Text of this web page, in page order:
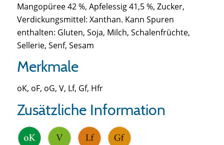
Mangopüree 42 %, Apfelessig 41,5 %, Zucker,
Verdickungsmittel: Xanthan. Kann Spuren
enthalten: Gluten, Soja, Milch, Schalenfrüchte,
Sellerie, Senf, Sesam
Merkmale
oK, oF, oG, V, Lf, Gf, Hfr
Zusätzliche Information